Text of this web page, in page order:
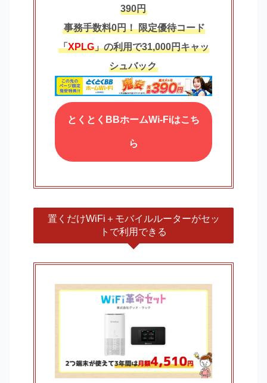
390円
事務手数料0円！ 限定優待コード
「XPLG」の利用で31,000円キャッ
シュバック
とくとくBBホームWi-Fiはこち
ら
置くだけWiFi＋モバイルルーターがセッ
トで利用できる